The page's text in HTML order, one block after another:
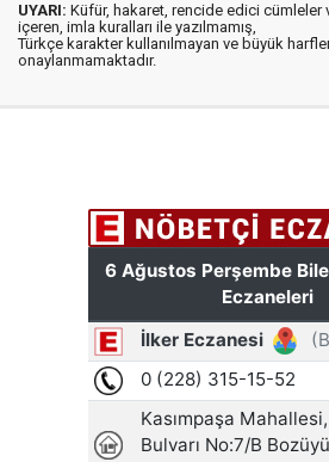
UYARI: Küfür, hakaret, rencide edici cümleler
içeren, imla kuralları ile yazılmamış,
Türkçe karakter kullanılmayan ve büyük
onaylanmamaktadır.